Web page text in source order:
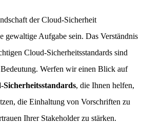
der Cloud-Sicherheit
gewaltige Aufgabe sein. Das Verständnis
Cloud-Sicherheitsstandards sind
Werfen wir einen Blick auf
Sicherheitsstandards, die Ihnen helfen,
die Einhaltung von Vorschriften zu
Ihrer Stakeholder zu stärken.